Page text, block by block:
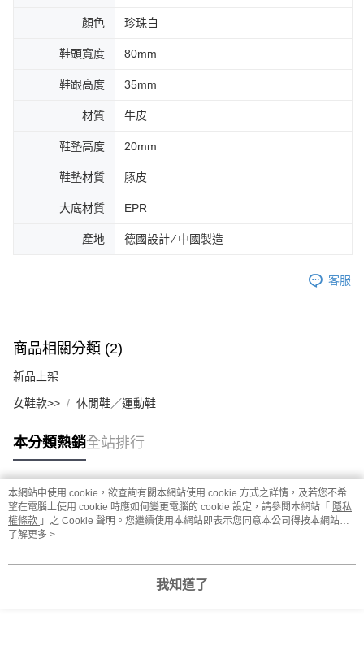
顏色 珍珠白
鞋頭寬度 80mm
鞋跟高度 35mm
材質 牛皮
鞋墊高度 20mm
鞋墊材質 豚皮
大底材質 EPR
產地 德國設計 ∕ 中國製造
客服
商品相關分類 (2)
新品上架
女鞋款>> 休閒鞋／運動鞋
本分類熱銷全站排行
熱門標籤
本網站中使用 cookie，欲查詢有關本網站使用 cookie 方式之詳情，及若您不希
望在電腦上使用 cookie 時應如何變更電腦的 cookie 設定，請參閱本網站「 隱私
權條款 」之 Cookie 聲明。您繼續使用本網站即表示您同意本公司得按本網站使
用條款之 Cookie 聲明使用 cookie。
了解更多 >
我知道了